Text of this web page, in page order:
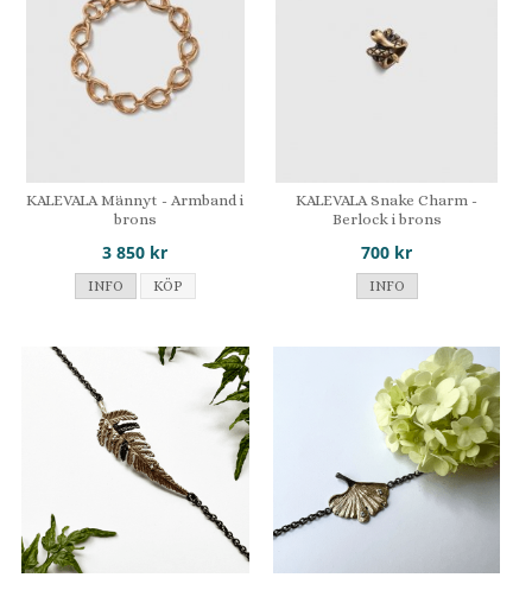
KALEVALA Männyt - Armband i
brons
3 850 kr
INFO KÖP
KALEVALA Snake Charm -
Berlock i brons
700 kr
INFO